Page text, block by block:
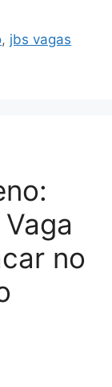
, jbs vagas
no